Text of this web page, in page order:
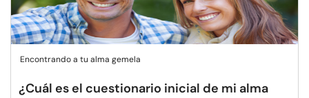
Encontrando a tu alma gemela
¿Cuál es el cuestionario inicial de mi alma